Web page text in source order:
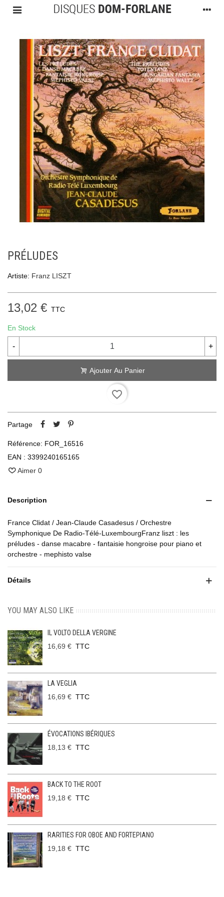
PRÉLUDES
Artiste: Franz LISZT
13,02 € TTC
En Stock
- +
Ajouter Au Panier
favorite_border
Partage
Référence: FOR_16516
EAN : 3399240165165
Aimer 0
Description
France Clidat / Jean-Claude Casadesus / Orchestre
Symphonique De Radio-Télé-LuxembourgFranz liszt : les
préludes - danse macabre - fantaisie hongroise pour piano et
orchestre - mephisto valse
Détails
YOU MAY ALSO LIKE
IL VOLTO DELLA VERGINE
16,69 € TTC
LA VEGLIA
16,69 € TTC
ÉVOCATIONS IBÉRIQUES
18,13 € TTC
BACK TO THE ROOT
19,18 € TTC
RARITIES FOR OBOE AND FORTEPIANO
19,18 € TTC